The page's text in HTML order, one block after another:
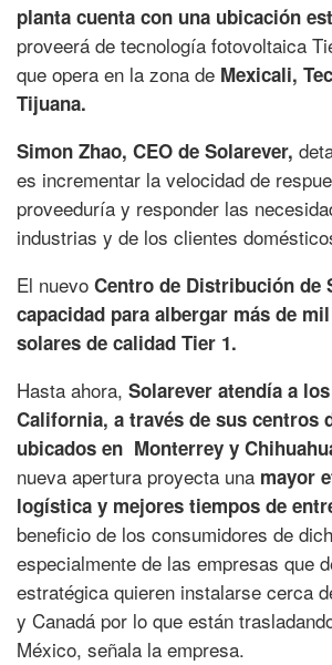
planta cuenta con una ubicación
proveerá de tecnología fotovoltaica
que opera en la zona de Mexicali,
Tijuana.
Simon Zhao, CEO de Solarever,
es incrementar la velocidad de
proveeduría y responder las
industrias y de los clientes
El nuevo Centro de Distribución de
capacidad para albergar más de
solares de calidad Tier 1.
Hasta ahora, Solarever atendía a
California, a través de sus centros
ubicados en Monterrey y
nueva apertura proyecta una mayor
logística y mejores tiempos de
beneficio de los consumidores de
especialmente de las empresas que
estratégica quieren instalarse cerca
y Canadá por lo que están
México, señala la empresa.